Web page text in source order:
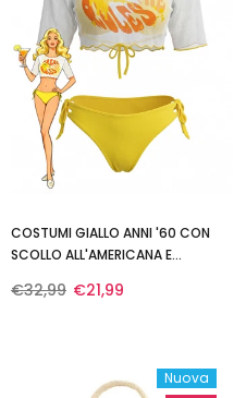
COSTUMI GIALLO ANNI '60 CON
SCOLLO ALL'AMERICANA E
€32,99 €21,99
Nuova